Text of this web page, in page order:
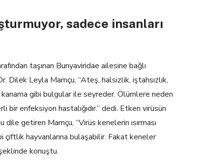
sadece insanları
taşınan Bunyaviridae ailesine bağlı
Dilek Leyla Mamçu, “Ateş, halsizlik, iştahsızlık,
kanama gibi bulgular ile seyreder. Ölümlere neden
enfeksiyon hastalığıdır.” dedi. Etken virüsün
getiren Mamçu, “Virüs kenelerin ısırması
çiftlik hayvanlarına bulaşabilir. Fakat keneler
konuştu.